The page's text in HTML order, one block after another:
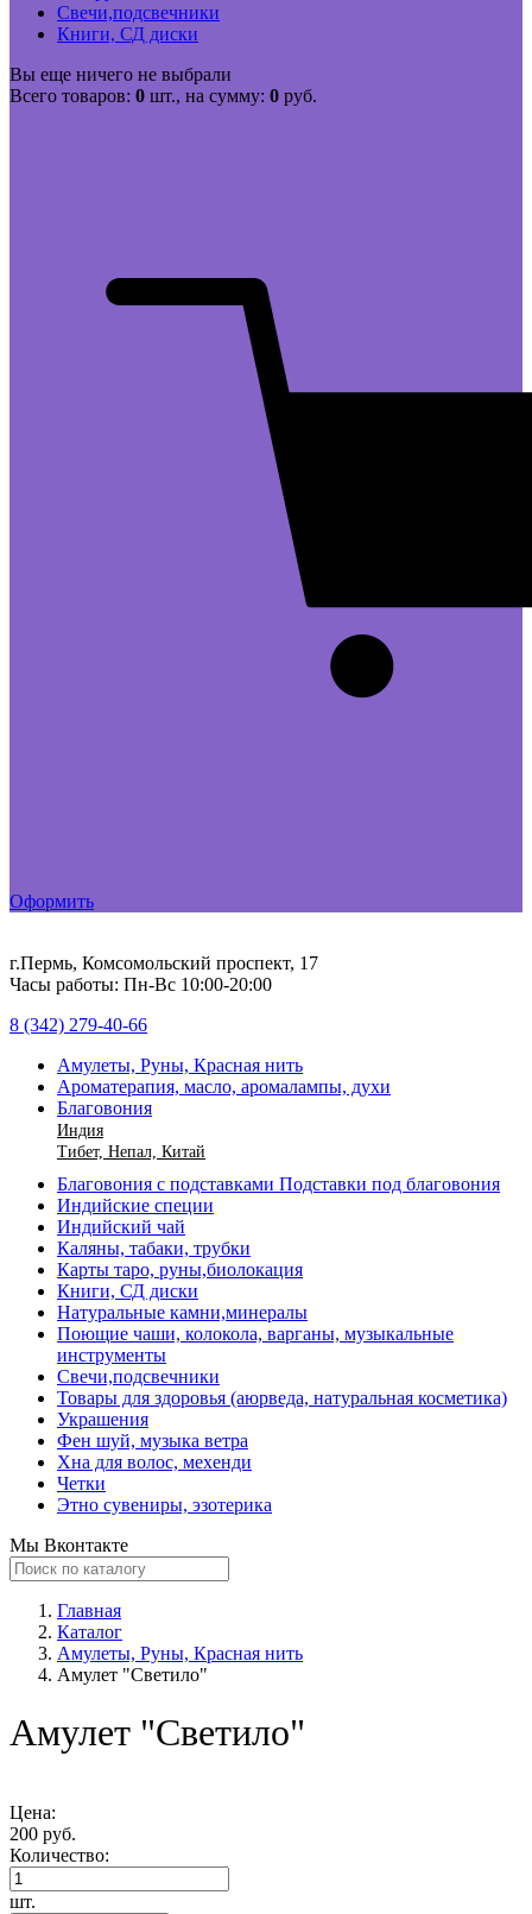
Свечи,подсвечники
Книги, СД диски
Вы еще ничего не выбрали
Всего товаров: 0 шт., на сумму: 0 руб.
Оформить
г.Пермь, Комсомольский проспект, 17
Часы работы: Пн-Вс 10:00-20:00
8 (342) 279-40-66
Амулеты, Руны, Красная нить
Ароматерапия, масло, аромалампы, духи
Благовония
Индия
Тибет, Непал, Китай
Благовония с подставками Подставки под благовония
Индийские специи
Индийский чай
Каляны, табаки, трубки
Карты таро, руны,биолокация
Книги, СД диски
Натуральные камни,минералы
Поющие чаши, колокола, варганы, музыкальные
инструменты
Свечи,подсвечники
Товары для здоровья (аюрведа, натуральная косметика)
Украшения
Фен шуй, музыка ветра
Хна для волос, мехенди
Четки
Этно сувениры, эзотерика
Мы Вконтакте
Главная
Каталог
Амулеты, Руны, Красная нить
Амулет "Светило"
Амулет "Светило"
Цена:
200 руб.
Количество:
шт.